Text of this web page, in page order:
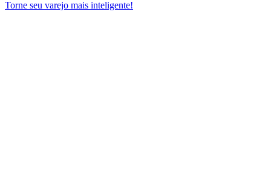
Torne seu varejo mais inteligente!